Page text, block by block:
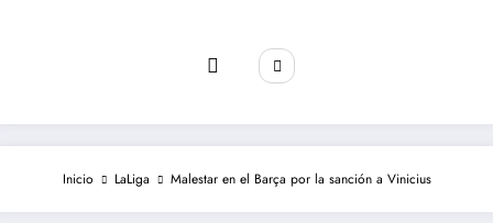
Inicio LaLiga Malestar en el Barça por la sanción a Vinicius